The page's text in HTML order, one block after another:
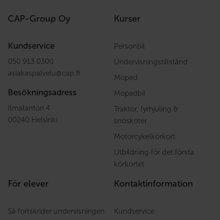
CAP-Group Oy
Kundservice
050 913 0300
asiakaspalvelu@cap.fi
Besökningsadress
Ilmalantori 4
00240 Helsinki
Kurser
Personbil
Undervisningstillstånd
Moped
Mopedbil
Traktor, fyrhjuling &
snöskoter
Motorcykelkörkort
Utbildning för det första
körkortet
För elever
Så fortskrider undervisningen
Kontaktinformation
Kundservice